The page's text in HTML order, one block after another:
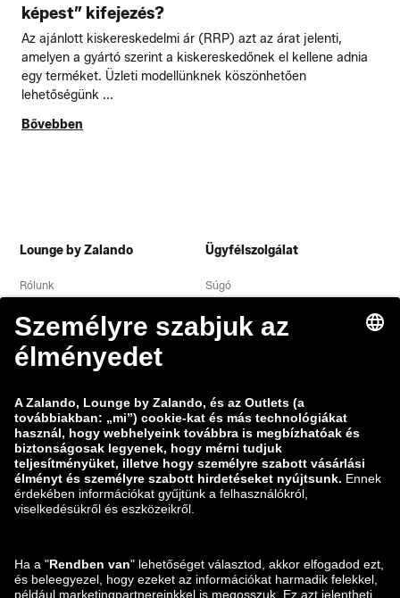
képest” kifejezés?
Az ajánlott kiskereskedelmi ár (RRP) azt az árat jelenti,
amelyen a gyártó szerint a kiskereskedőnek el kellene adnia
egy terméket. Üzleti modellünknek köszönhetően
lehetőségünk ...
Bővebben
Lounge by Zalando
Rólunk
Jogi közlemény
Általános szerződési feltételek
Álláslehetőségek
Adatok nyomon követése
Sebezhetőség bejelentése
Termékbiztonság
Ügyfélszolgálat
Súgó
Zalando-csoport
ABOUT YOU